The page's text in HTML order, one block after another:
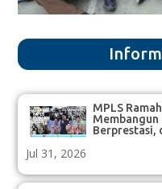
MPLS
Berprestasi,
Jul 31, 2026